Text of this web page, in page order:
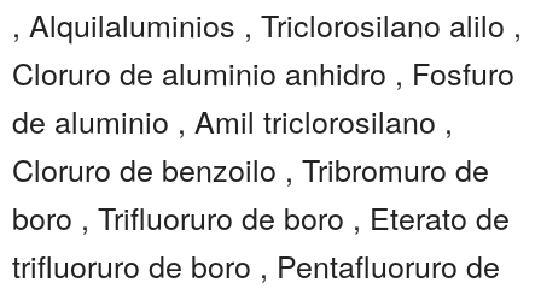
, Alquilaluminios , Triclorosilano alilo ,
Cloruro de aluminio anhidro , Fosfuro
de aluminio , Amil triclorosilano ,
Cloruro de benzoilo , Tribromuro de
boro , Trifluoruro de boro , Eterato de
trifluoruro de boro , Pentafluoruro de